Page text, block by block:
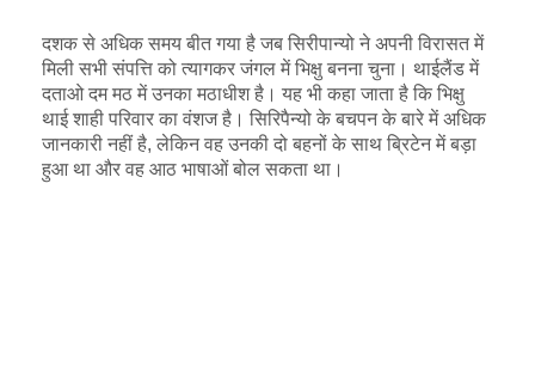
दशक से अधिक समय बीत गया है जब सिरीपान्यो ने अपनी विरासत में
मिली सभी संपत्ति को त्यागकर जंगल में भिक्षु बनना चुना। थाईलैंड में
दताओ दम मठ में उनका मठाधीश है। यह भी कहा जाता है कि भिक्षु
थाई शाही परिवार का वंशज है। सिरिपैन्यो के बचपन के बारे में अधिक
जानकारी नहीं है, लेकिन वह उनकी दो बहनों के साथ ब्रिटेन में बड़ा
हुआ था और वह आठ भाषाओं बोल सकता था।